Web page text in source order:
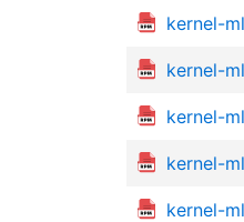
kernel-
kernel-
kernel-
kernel-
kernel-